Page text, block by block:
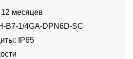
12 месяцев
B7-1/4GA-DPN6D-SC
IP65